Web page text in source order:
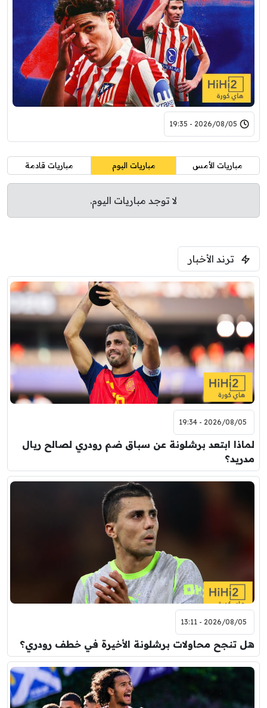
2026/08/05 - 19:35
مباريات الأمس مباريات اليوم مباريات قادمة
لا توجد مباريات اليوم.
ترند الأخبار
2026/08/05 - 19:34
لماذا ابتعد برشلونة عن سباق ضم رودري لصالح ريال
مدريد؟
2026/08/05 - 13:11
هل تنجح محاولات برشلونة الأخيرة في خطف رودري؟